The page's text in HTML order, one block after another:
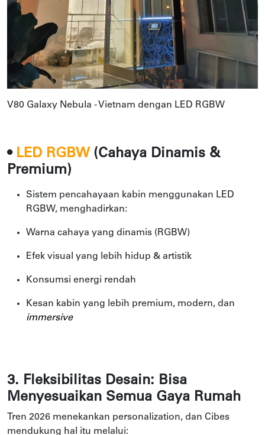
V80 Galaxy Nebula - Vietnam dengan LED RGBW
• LED RGBW (Cahaya Dinamis &
Premium)
Sistem pencahayaan kabin menggunakan LED
RGBW, menghadirkan:
Warna cahaya yang dinamis (RGBW)
Efek visual yang lebih hidup & artistik
Konsumsi energi rendah
Kesan kabin yang lebih premium, modern, dan
immersive
3. Fleksibilitas Desain: Bisa
Menyesuaikan Semua Gaya Rumah
Tren 2026 menekankan personalization, dan Cibes
mendukung hal itu melalui: